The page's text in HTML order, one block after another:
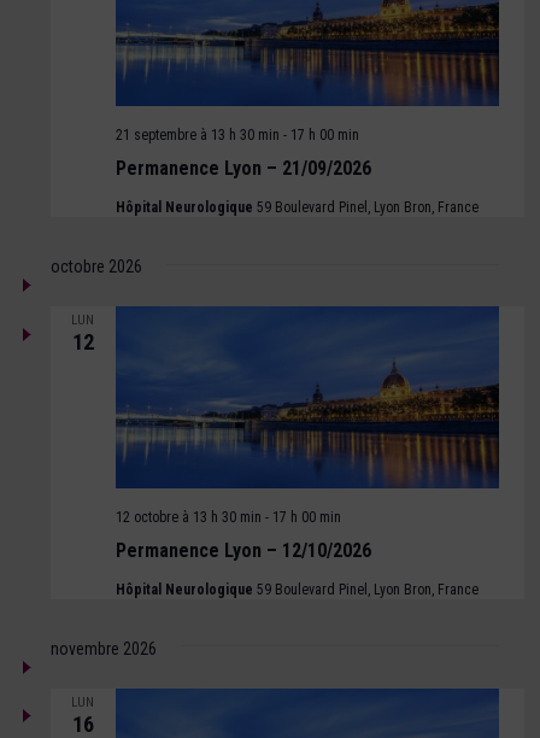
Permanence Lyon – 21/09/2026
21 septembre à 13 h 30 min - 17 h 00 min
Hôpital Neurologique 59 Boulevard Pinel, Lyon Bron, France
octobre 2026
LUN
12
Permanence Lyon – 12/10/2026
12 octobre à 13 h 30 min - 17 h 00 min
Hôpital Neurologique 59 Boulevard Pinel, Lyon Bron, France
novembre 2026
LUN
16